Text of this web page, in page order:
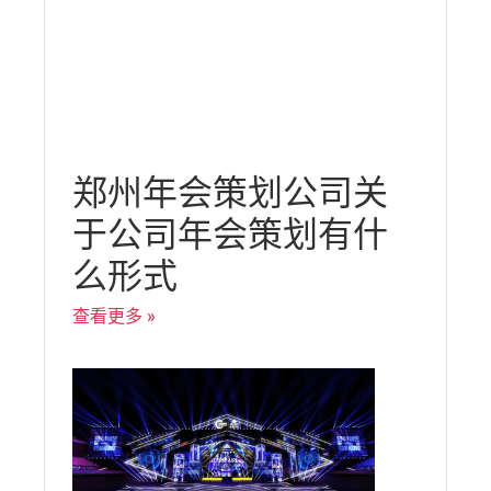
郑州年会策划公司关
于公司年会策划有什
么形式
查看更多 »